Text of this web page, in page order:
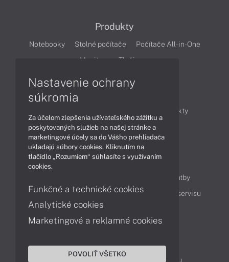
Produkty
Notebooky Stolné počítače
Počítače All-in-One
Monitory
Tlačiarne
Produkty
Technológie
Videá
Obsah
Možnosti doručenia a platby
Podpora a servis
Servisné služby Cenník servisu
Kontakty
043 4224 771
Obchodné oddelenie
Reklamácia tovaru
Nastavenie ochrany
súkromia
Za účelom zlepšenia užívateľského zážitku a
poskytovaných služieb na našej stránke a
marketingové účely sa do Vášho prehliadača
ukladajú súbory cookies. Kliknutím na
tlačidlo „Rozumiem“ súhlasíte s využívaním
cookies.
Funkčné a technické cookies
Analytické cookies
Marketingové a reklamné cookies
POVOLIŤ VŠETKO